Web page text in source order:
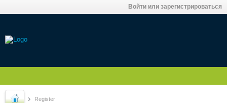
Войти или зарегистрироваться
Register